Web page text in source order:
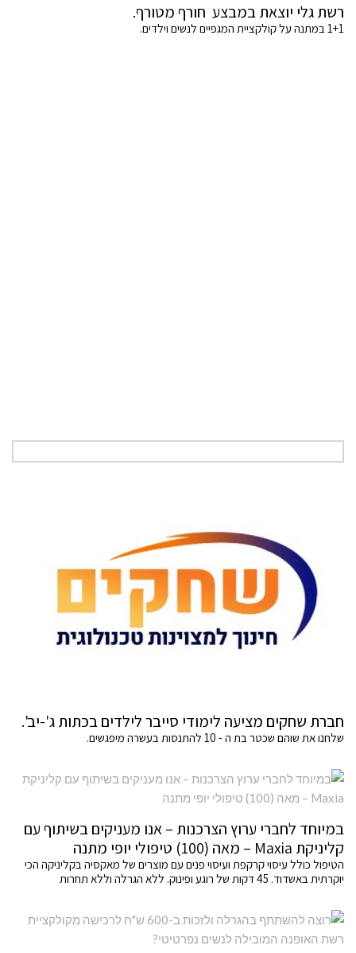
רשת גלי יוצאת במבצע חורף מטורף.
1+1 במתנה על קולקציית המגפיים לנשים וילדים.
חברת שחקים מציעה לימודי סייבר לילדים בכתות ג'-יב'.
שלחנו את שוהם שכטר בת ה - 10 להתנסות בעשרה מיפגשים.
במיוחד לחברי ערוץ הצרכנות – אנו מעניקים בשיתוף עם
קליניקת Maxia – מאה (100) טיפולי יופי מתנה
הטיפול כולל עיסוי קרקפת ועיסוי פנים עם מוצרים של מאקסיה בקליניקה הכי
יוקרתית באשדוד. 45 דקות של רוגע ופינוק. ללא הגרלה וללא תחרות